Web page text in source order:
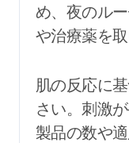
め、夜のル
や治療薬を
肌の反応に
さい。刺激
製品の数や